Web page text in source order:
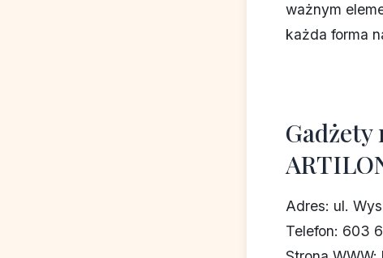
ważnym
każda forma
Adres: ul.
Telefon: 603